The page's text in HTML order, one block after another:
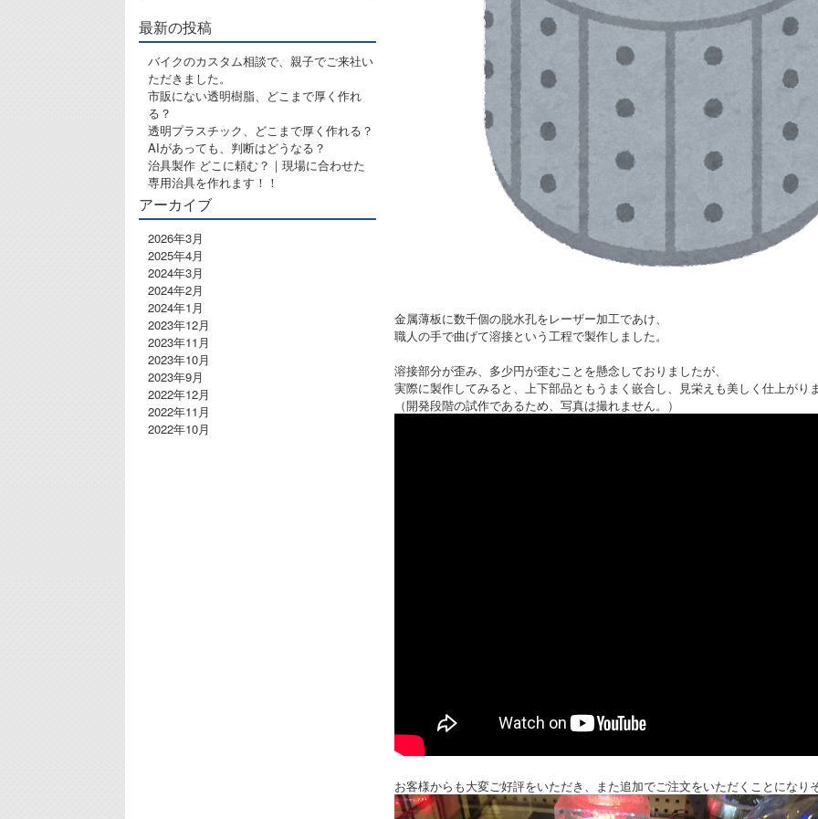
金属薄板に数千個の脱水孔をレーザー加工であけ、
職人の手で曲げて溶接という工程で製作しました。
溶接部分が歪み、多少円が歪むことを懸念しておりましたが、
実際に製作してみると、上下部品ともうまく嵌合し、見栄えも美しく仕上がり
（開発段階の試作であるため、写真は撮れません。）
お客様からも大変ご好評をいただき、また追加でご注文をいただくことになり
最新の投稿
バイクのカスタム相談で、親子でご来社い
ただきました。
市販にない透明樹脂、どこまで厚く作れ
る？
透明プラスチック、どこまで厚く作れる？
AIがあっても、判断はどうなる？
治具製作 どこに頼む？｜現場に合わせた
専用治具を作れます！！
アーカイブ
2026年3月
2025年4月
2024年3月
2024年2月
2024年1月
2023年12月
2023年11月
2023年10月
2023年9月
2022年12月
2022年11月
2022年10月